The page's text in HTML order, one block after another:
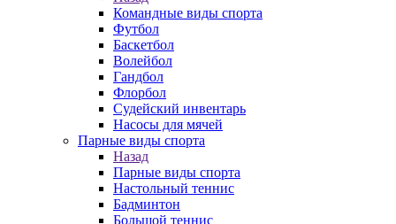
Командные виды спорта
Футбол
Баскетбол
Волейбол
Гандбол
Флорбол
Судейский инвентарь
Насосы для мячей
Парные виды спорта
Назад
Парные виды спорта
Настольный теннис
Бадминтон
Большой теннис